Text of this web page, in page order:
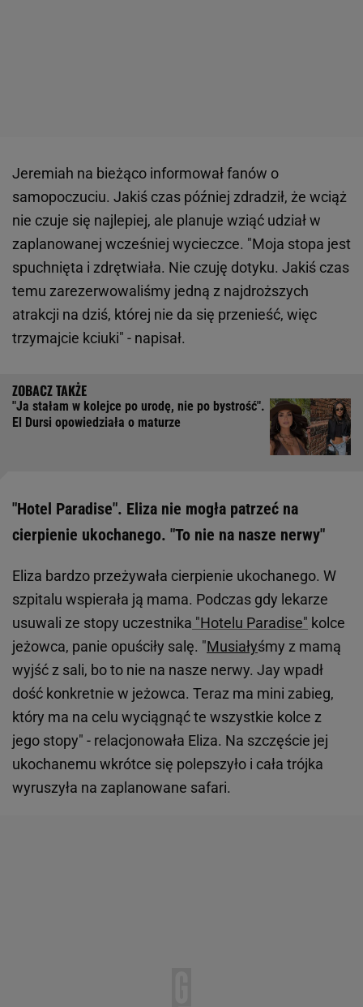
Jeremiah na bieżąco informował fanów o
samopoczuciu. Jakiś czas później zdradził, że wciąż
nie czuje się najlepiej, ale planuje wziąć udział w
zaplanowanej wcześniej wycieczce. "Moja stopa jest
spuchnięta i zdrętwiała. Nie czuję dotyku. Jakiś czas
temu zarezerwowaliśmy jedną z najdroższych
atrakcji na dziś, której nie da się przenieść, więc
trzymajcie kciuki" - napisał.
"Ja stałam w kolejce po urodę, nie po bystrość".
El Dursi opowiedziała o maturze
"Hotel Paradise". Eliza nie mogła patrzeć na
cierpienie ukochanego. "To nie na nasze nerwy"
Eliza bardzo przeżywała cierpienie ukochanego. W
szpitalu wspierała ją mama. Podczas gdy lekarze
usuwali ze stopy uczestnika "Hotelu Paradise" kolce
jeżowca, panie opuściły salę. "Musiałyśmy z mamą
wyjść z sali, bo to nie na nasze nerwy. Jay wpadł
dość konkretnie w jeżowca. Teraz ma mini zabieg,
który ma na celu wyciągnąć te wszystkie kolce z
jego stopy" - relacjonowała Eliza. Na szczęście jej
ukochanemu wkrótce się polepszyło i cała trójka
wyruszyła na zaplanowane safari.